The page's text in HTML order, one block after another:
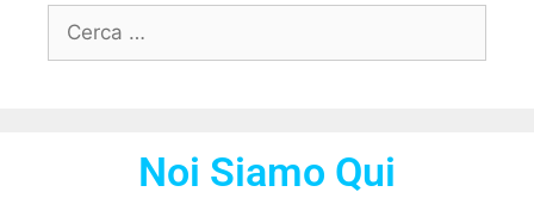
Noi Siamo Qui